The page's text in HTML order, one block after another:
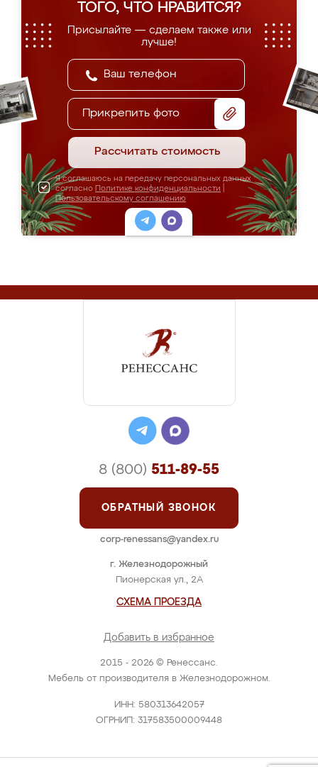
ТОГО, ЧТО НРАВИТСЯ?
Присылайте — сделаем также или
лучше!
Прикрепить фото
Рассчитать стоимость
Я соглашаюсь на передачу персональных данных
согласно Политике конфиденциальности
Пользовательскому соглашению
2015 - 2026 © Ренессанс.
Мебель от производителя в Железнодорожном.
ИНН: 580313642057
ОГРНИП: 317583500009448
г. Железнодорожный
Пионерская ул., 2А
СХЕМА ПРОЕЗДА
Добавить в избранное
8 (800) 511-89-55
ОБРАТНЫЙ ЗВОНОК
corp-renessans@yandex.ru